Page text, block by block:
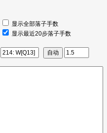
显示全部落子手数
显示最近20步落子手数